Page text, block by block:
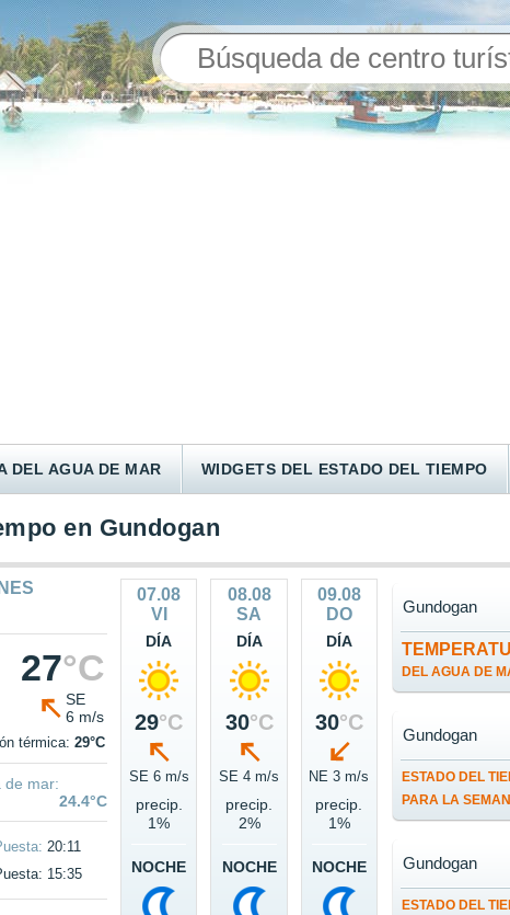
DEL AGUA DE MAR WIDGETS DEL ESTADO DEL TIEMPO
en Gundogan
27°C
SE
6 m/s
térmica:29°C
de mar:
24.4°C
20:11
15:35
07.08
VI
DÍA
29°C
SE 6 m/s
precip.
1%
NOCHE
08.08
SA
DÍA
30°C
SE 4 m/s
precip.
2%
NOCHE
09.08
DO
DÍA
30°C
NE 3 m/s
precip.
1%
NOCHE
DEL AGUA DE
Gundogan
ESTADO DEL
PARA LA
Gundogan
ESTADO DEL
Gundogan